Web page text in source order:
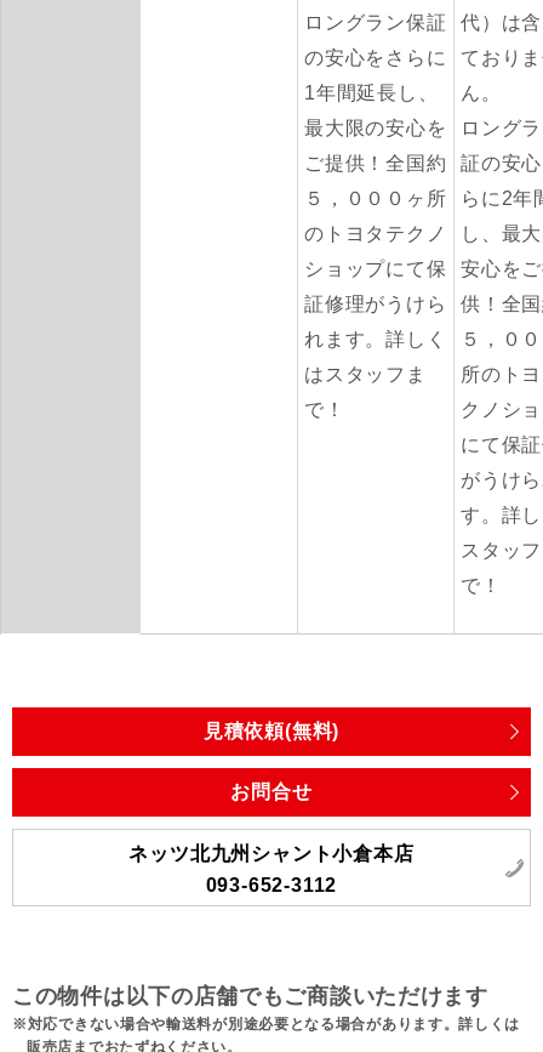
ロングラン保証
の安心をさらに
1年間延長し、
最大限の安心を
ご提供！全国約
５，０００ヶ所
のトヨタテクノ
ショップにて保
証修理がうけら
れます。詳しく
はスタッフま
で！
代）は
ており
ん。
ロング
証の安
らに2年
し、最
安心を
供！全
５，０
所のト
クノシ
にて保
がうけ
す。詳
スタッ
で！
見積依頼(無料)
お問合せ
ネッツ北九州シャント小倉本店
093-652-3112
この物件は以下の店舗でもご商談いただけます
対応できない場合や輸送料が別途必要となる場合があります。詳しくは
販売店までおたずねください。